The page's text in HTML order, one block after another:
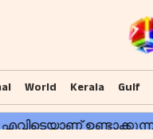
World Kerala Gulf